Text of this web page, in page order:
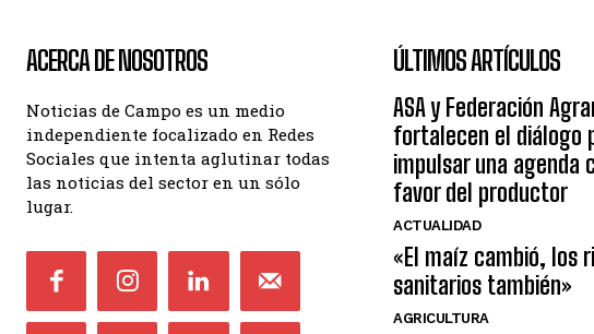
ACERCA DE NOSOTROS
Noticias de Campo es un medio
independiente focalizado en Redes
Sociales que intenta aglutinar todas
las noticias del sector en un sólo
lugar.
ÚLTIMOS ARTÍCULOS
ASA y Federación
fortalecen el diálogo
impulsar una agenda
favor del productor
ACTUALIDAD
«El maíz cambió, los
sanitarios también»
AGRICULTURA